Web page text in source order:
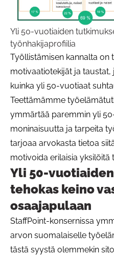
Yli 50-vuotiaiden
työnhakijaprofiilia
Työllistämisen kannalta on
motivaatiotekijät ja taustat,
kuinka yli 50-vuotiaat
Teettämämme
ymmärtää paremmin yli
moninaisuutta ja tarpeita
tarjoaa arvokasta tietoa
motivoida erilaisia yksilöitä
Yli 50-
tehokas keino
osaajapulaan
StaffPoint-konsernissa
arvon suomalaiselle
tästä syystä olemmekin